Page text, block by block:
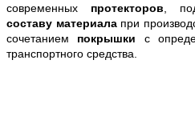
современных протекторов ,
составу материалапри
сочетанием покрышки с
транспортного средства.